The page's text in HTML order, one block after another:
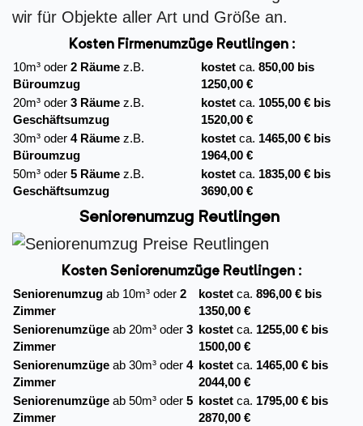
wir für Objekte aller Art und Größe an.
Kosten Firmenumzüge Reutlingen :
10m³ oder 2 Räume z.B.
Büroumzug
kostet ca. 850,00 bis
1250,00 €
20m³ oder 3 Räume z.B.
Geschäftsumzug
kostet ca. 1055,00 € bis
1520,00 €
30m³ oder 4 Räume z.B.
Büroumzug
kostet ca. 1465,00 € bis
1964,00 €
50m³ oder 5 Räume z.B.
Geschäftsumzug
kostet ca. 1835,00 € bis
3690,00 €
Seniorenumzug Reutlingen
Kosten Seniorenumzüge Reutlingen :
Seniorenumzug ab 10m³ oder 2
Zimmer
kostet ca. 896,00 € bis
1350,00 €
Seniorenumzüge ab 20m³ oder 3
Zimmer
kostet ca. 1255,00 € bis
1500,00 €
Seniorenumzüge ab 30m³ oder 4
Zimmer
kostet ca. 1465,00 € bis
2044,00 €
Seniorenumzüge ab 50m³ oder 5
Zimmer
kostet ca. 1795,00 € bis
2870,00 €